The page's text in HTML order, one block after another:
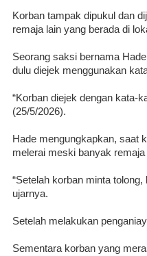
Korban tampak dipukul dan
remaja lain yang berada di
Seorang saksi bernama
dulu diejek menggunakan
“Korban diejek dengan kata-
(25/5/2026).
Hade mengungkapkan, saat
melerai meski banyak
“Setelah korban minta
ujarnya.
Setelah melakukan
Sementara korban yang